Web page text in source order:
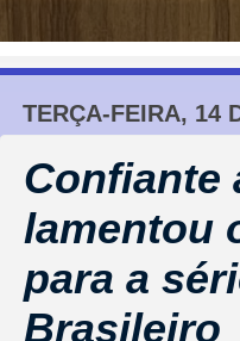
TERÇA-FEIRA, 14
Confiante
lamentou
para a
Brasileiro